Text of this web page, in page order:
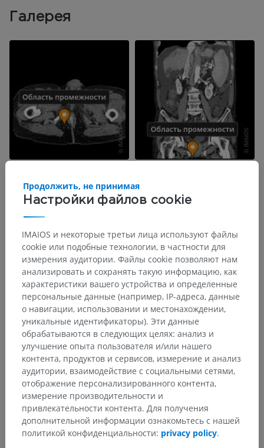
Галерея
Анатомическая иерархия
Анатомия человека 1
Общая анатомия > Плоскости, линии и области
Области человеческого тела>
Область промежности
Настройки файлов cookie
Продолжить, не принимая
IMAIOS и некоторые третьи лица используют файлы
cookie или подобные технологии, в частности для
измерения аудитории. Файлы cookie позволяют нам
анализировать и сохранять такую информацию, как
характеристики вашего устройства и определенные
персональные данные (например, IP-адреса, данные
о навигации, использовании и местонахождении,
уникальные идентификаторы). Эти данные
обрабатываются в следующих целях: анализ и
улучшение опыта пользователя и/или нашего
контента, продуктов и сервисов, измерение и анализ
аудитории, взаимодействие с социальными сетями,
отображение персонализированного контента,
измерение производительности и
привлекательности контента. Для получения
дополнительной информации ознакомьтесь с нашей
политикой конфиденциальности: privacy policy.